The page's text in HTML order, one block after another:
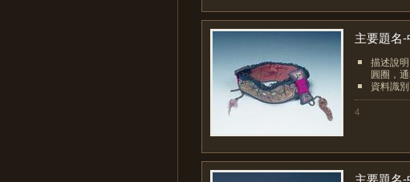
主要題名
描述說
圓圈，
資料識
4
主要題名